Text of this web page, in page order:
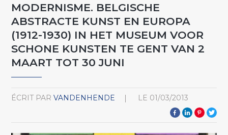
MODERNISME. BELGISCHE
ABSTRACTE KUNST EN EUROPA
(1912-1930) IN HET MUSEUM VOOR
SCHONE KUNSTEN TE GENT VAN 2
MAART TOT 30 JUNI
ÉCRIT PAR VANDENHENDE LE 01/03/2013